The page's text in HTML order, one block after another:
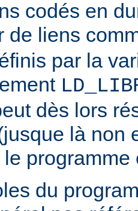
codés en
de liens
par la
dès lors
là non
programme
du